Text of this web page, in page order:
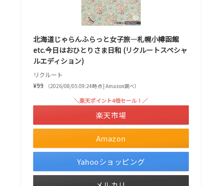
北海道じゃらんふらっと女子旅―札幌小樽函館
etc.今日はおひとりさま日和 (リクルートスペシャ
ルエディション)
リクルート
¥99
（2026/08/05 09:24時点 | Amazon調べ）
Amazon
＼楽天ポイント4倍セール！／
楽天市場
Yahooショッピング